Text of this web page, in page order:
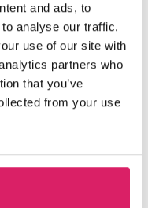
and ads, to
analyse our traffic.
use of our site with
partners who
that you’ve
from your use